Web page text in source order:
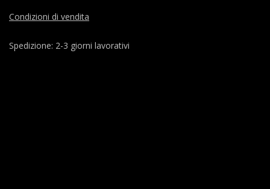
Condizioni di vendita
Spedizione: 2-3 giorni lavorativi